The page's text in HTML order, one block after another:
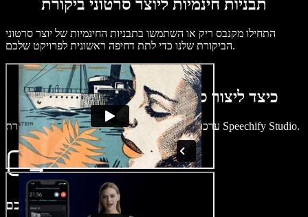
תבניות חינמיות ליוצר סרטוני ביקורת
התחילו מקנבס ריק או השתמשו בתבניות החינמיות של יוצר סרטוני
הביקורת שלנו כדי לתת דחיפה ראשונית לפרויקט שלכם.
כיצד ליצור סרטון ביקורת בדקות ספורות
ערכו סרטוני ביקורת מוצרים במהירות ובקלות בעזרת Speechify Studio.
ייבוא הווידאו שלכם